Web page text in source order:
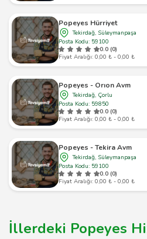
Popeyes Hürriyet
Tekirdağ, Süleymanpaşa
Posta Kodu: 59100
0.0 (0)
Fiyat Aralığı: 0,00 ₺ - 0,00 ₺
Popeyes - Orıon Avm
Tekirdağ, Çorlu
Posta Kodu: 59850
0.0 (0)
Fiyat Aralığı: 0,00 ₺ - 0,00 ₺
Popeyes - Tekira Avm
Tekirdağ, Süleymanpaşa
Posta Kodu: 59100
0.0 (0)
Fiyat Aralığı: 0,00 ₺ - 0,00 ₺
İllerdeki Popeyes